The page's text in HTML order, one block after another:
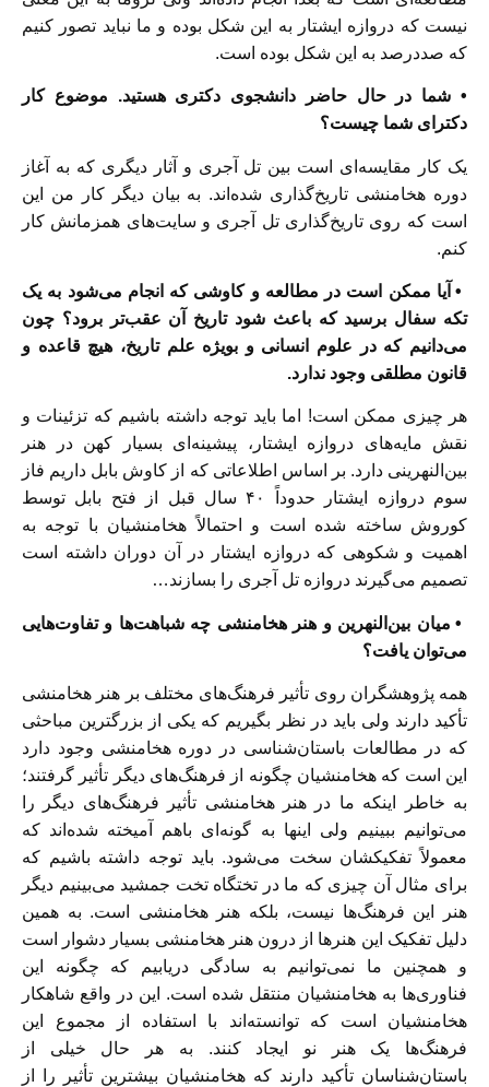
نیست که دروازه ایشتار به این شکل بوده و ما نباید تصور کنیم
که صددرصد به این شکل بوده است.
• شما در حال حاضر دانشجوی دکتری هستید. موضوع کار
دکترای شما چیست؟
یک کار مقایسه‌ای است بین تل آجری و آثار دیگری که به آغاز
دوره هخامنشی تاریخ‌گذاری شده‌اند. به بیان دیگر کار من این
است که روی تاریخ‌گذاری تل آجری و سایت‌های همزمانش کار
کنم.
• آیا ممکن است در مطالعه و کاوشی که انجام می‌شود به یک
تکه سفال برسید که باعث شود تاریخ آن عقب‌تر برود؟ چون
می‌دانیم که در علوم انسانی و بویژه علم تاریخ، هیچ قاعده و
قانون مطلقی وجود ندارد.
هر چیزی ممکن است! اما باید توجه داشته باشیم که تزئینات و
نقش مایه‌های دروازه ایشتار، پیشینه‌‌ای بسیار کهن در هنر
بین‌النهرینی دارد. بر اساس اطلاعاتی که از کاوش بابل داریم فاز
سوم دروازه ایشتار حدوداً ۴۰ سال قبل از فتح بابل توسط
کوروش ساخته شده است و احتمالاً هخامنشیان با توجه به
اهمیت و شکوهی که دروازه ایشتار در آن دوران داشته است
تصمیم می‌گیرند دروازه تل آجری را بسازند…
• میان بین‌النهرین و هنر هخامنشی چه شباهت‌ها و تفاوت‌هایی
می‌توان یافت؟
همه پژوهشگران روی تأثیر فرهنگ‌های مختلف بر هنر هخامنشی
تأکید دارند ولی باید در نظر بگیریم که یکی از بزرگترین مباحثی
که در مطالعات باستان‌شناسی در دوره هخامنشی وجود دارد
این است که هخامنشیان چگونه از فرهنگ‌های دیگر تأثیر گرفتند؛
به خاطر اینکه ما در هنر هخامنشی تأثیر فرهنگ‌های دیگر را
می‌توانیم ببینیم ولی اینها به گونه‌ای باهم آمیخته شده‌اند که
معمولاً تفکیکشان سخت می‌شود. باید توجه داشته باشیم که
برای مثال آن چیزی که ما در تختگاه تخت جمشید می‌بینیم دیگر
هنر این فرهنگ‌ها نیست، بلکه هنر هخامنشی است. به همین
دلیل تفکیک این هنرها از درون هنر هخامنشی بسیار دشوار است
و همچنین ما نمی‌توانیم به سادگی دریابیم که چگونه این
فناوری‌ها به هخامنشیان منتقل شده است. این در واقع شاهکار
هخامنشیان است که توانسته‌اند با استفاده از مجموع این
فرهنگ‌ها یک هنر نو ایجاد کنند. به هر حال خیلی از
باستان‌شناسان تأکید دارند که هخامنشیان بیشترین تأثیر را از